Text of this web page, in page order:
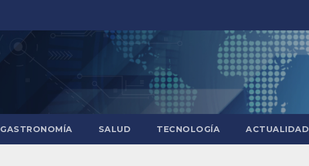
GASTRONOMÍA SALUD TECNOLOGÍA ACTUALIDAD